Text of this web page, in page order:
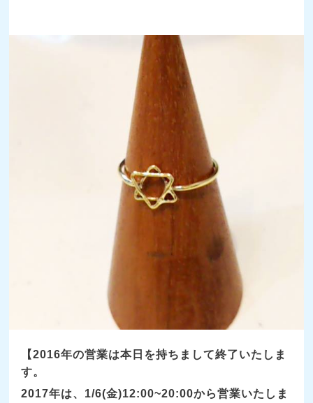
【2016年の営業は本日を持ちまして終了いたしま
す。
2017年は、1/6(金)12:00~20:00から営業いたしま